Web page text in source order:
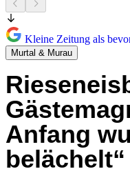
Kleine Zeitung als
Murtal & Murau
Anfang
belächelt“